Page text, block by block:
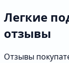
Легкие
отзывы
Отзывы